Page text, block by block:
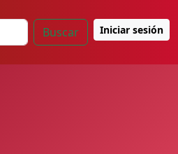
Buscar Iniciar sesión